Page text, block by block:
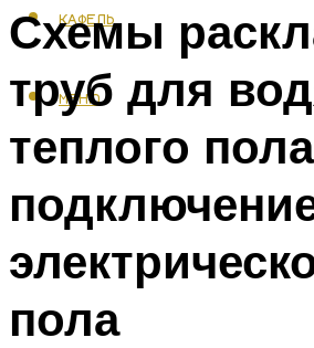
КАФЕЛЬ
МЕНЮ
Схемы
труб для
теплого
пола